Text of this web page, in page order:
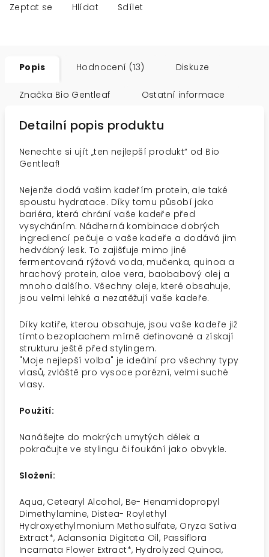
Zeptat se Hlídat Sdílet
Popis Hodnocení (13) Diskuze
Značka Bio Gentleaf Ostatní informace
Detailní popis produktu
Nenechte si ujít „ten nejlepší produkt“ od Bio
Gentleaf!
Nejenže dodá vašim kadeřím protein, ale také
spoustu hydratace. Díky tomu působí jako
bariéra, která chrání vaše kadeře před
vysycháním. Nádherná kombinace dobrých
ingrediencí pečuje o vaše kadeře a dodává jim
hedvábný lesk. To zajišťuje mimo jiné
fermentovaná rýžová voda, mučenka, quinoa a
hrachový protein, aloe vera, baobabový olej a
mnoho dalšího. Všechny oleje, které obsahuje,
jsou velmi lehké a nezatěžují vaše kadeře.
Díky katiře, kterou obsahuje, jsou vaše kadeře již
tímto bezoplachem mírně definované a získají
strukturu ještě před stylingem.
"Moje nejlepší volba" je ideální pro všechny typy
vlasů, zvláště pro vysoce porézní, velmi suché
vlasy.
Použití:
Nanášejte do mokrých umytých délek a
pokračujte ve stylingu či foukání jako obvykle.
Složení:
Aqua, Cetearyl Alcohol, Be- Henamidopropyl
Dimethylamine, Distea- Roylethyl
Hydroxyethylmonium Methosulfate, Oryza Sativa
Extract*, Adansonia Digitata Oil, Passiflora
Incarnata Flower Extract*, Hydrolyzed Quinoa,